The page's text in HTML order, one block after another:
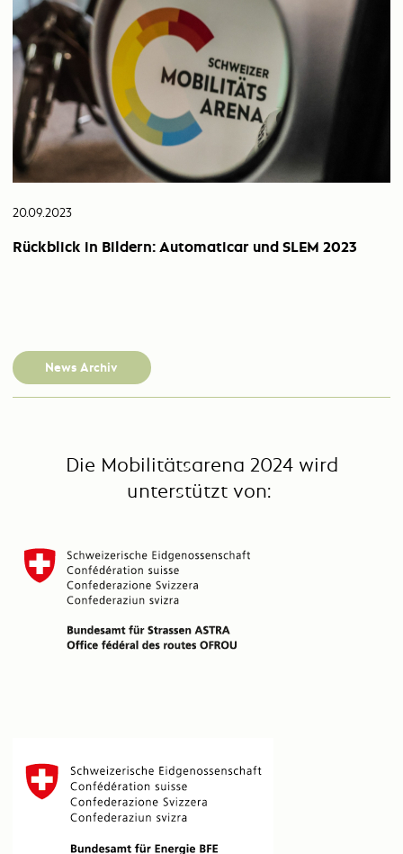
20.09.2023
Rückblick in Bildern: Automaticar und SLEM 2023
News Archiv
Die Mobilitätsarena 2024 wird
unterstützt von: